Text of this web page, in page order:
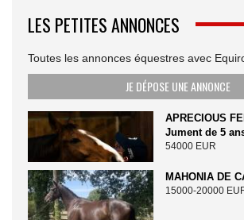
LES PETITES ANNONCES
Toutes les annonces équestres avec
JE DÉPOSE UNE ANNONCE
APRECIOUS
Jument de 5
54000 EUR
MAHONIA DE
15000-20000